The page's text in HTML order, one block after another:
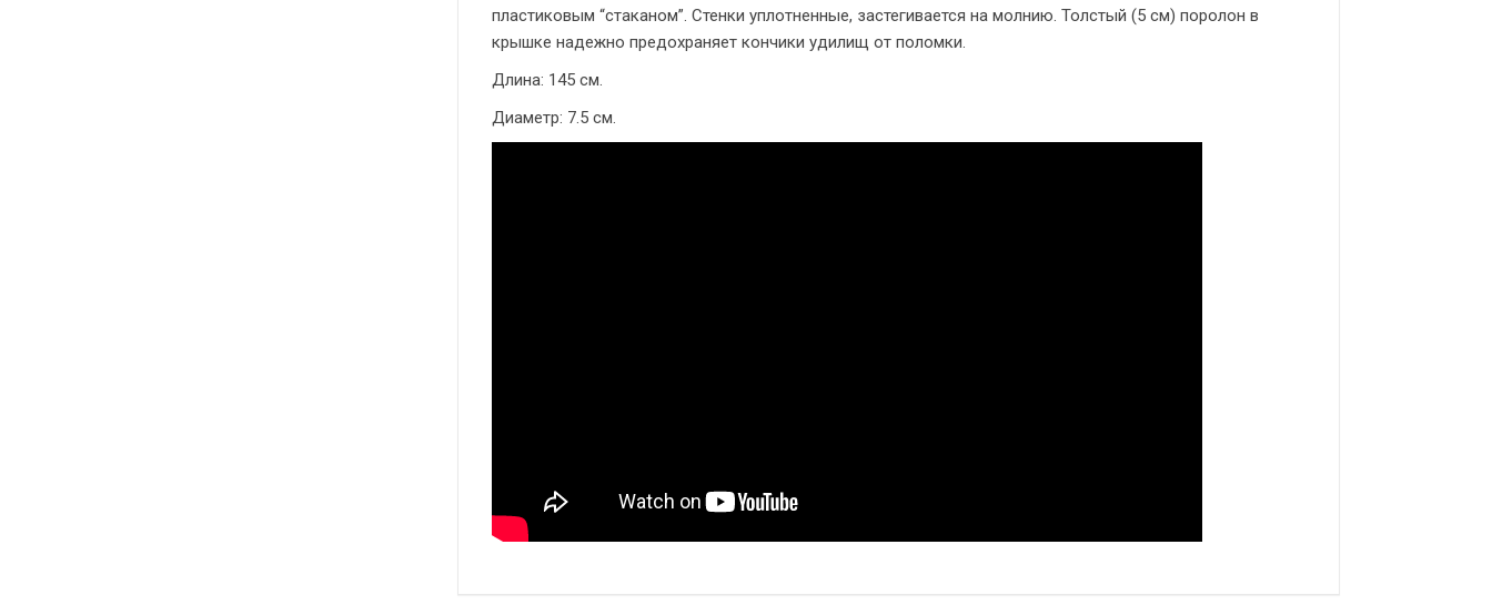
пластиковым “стаканом”. Стенки уплотненные, застегивается на молнию. Толстый (5 см) поролон в
крышке надежно предохраняет кончики удилищ от поломки.
Длина: 145 см.
Диаметр: 7.5 см.